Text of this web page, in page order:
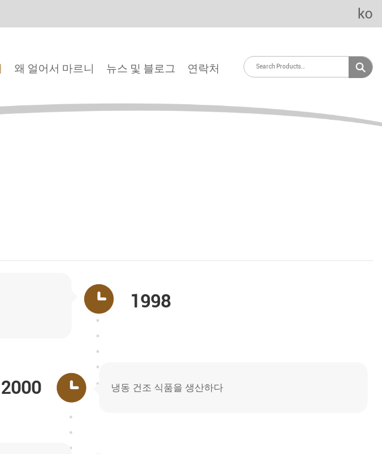
ko
왜 얼어서 마르니 뉴스 및 블로그 연락처
1998
2000 냉동 건조 식품을 생산하다